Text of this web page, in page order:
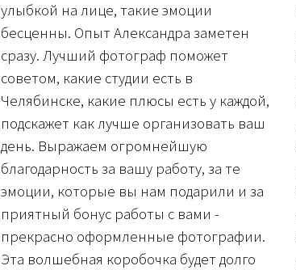
улыбкой на лице, такие эмоции
бесценны. Опыт Александра заметен
сразу. Лучший фотограф поможет
советом, какие студии есть в
Челябинске, какие плюсы есть у каждой,
подскажет как лучше организовать ваш
день. Выражаем огромнейшую
благодарность за вашу работу, за те
эмоции, которые вы нам подарили и за
приятный бонус работы с вами -
прекрасно оформленные фотографии.
Эта волшебная коробочка будет долго